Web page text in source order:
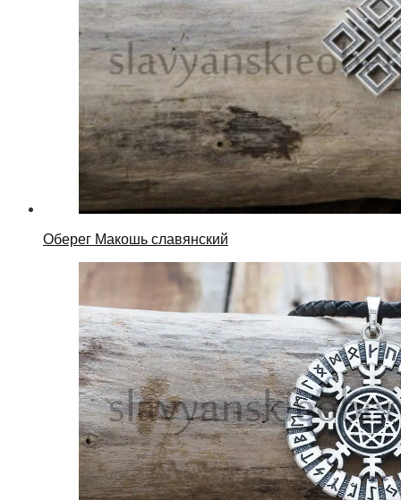
Оберег Макошь славянский